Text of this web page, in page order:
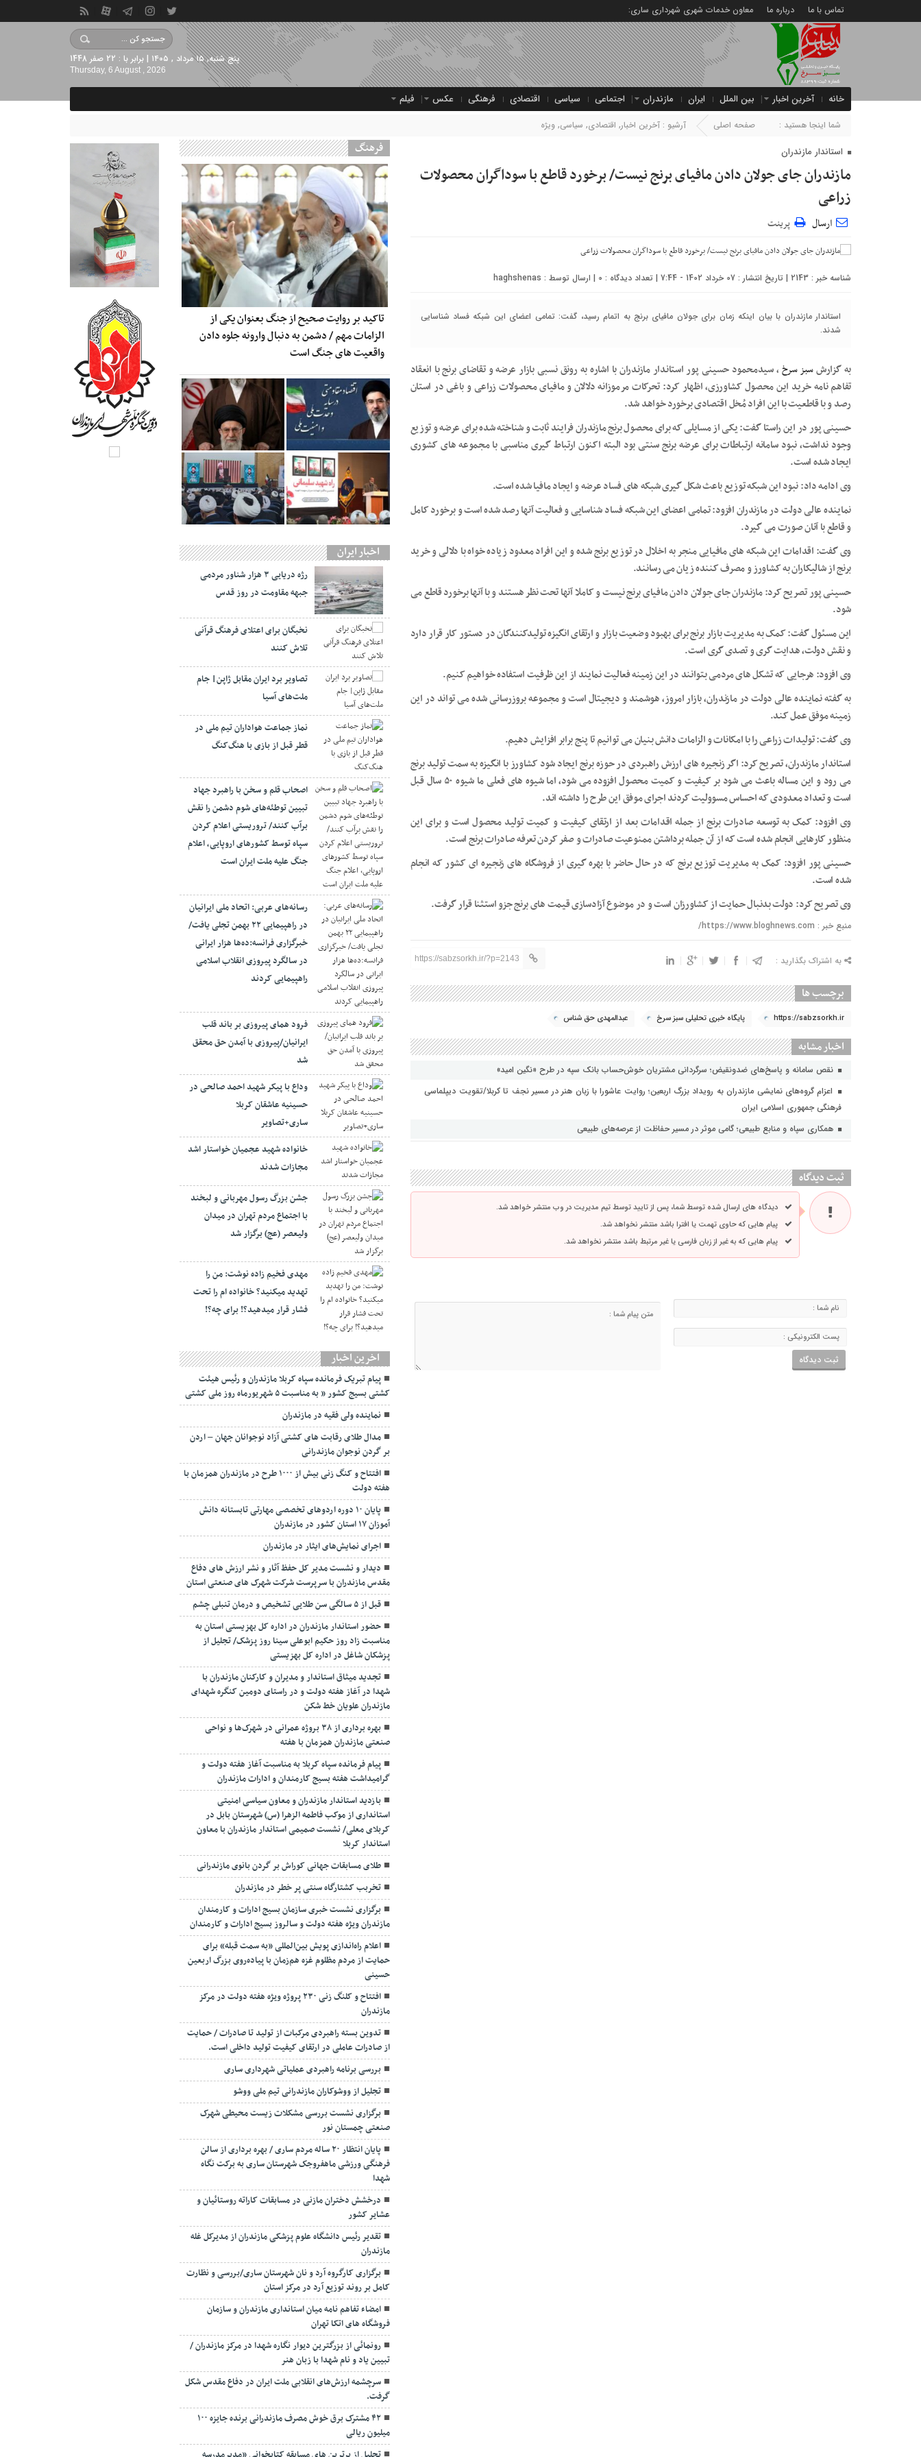
تماس با ما درباره ما معاون خدمات شهری شهرداری ساری:
پنج شنبه, ۱۵ مرداد , ۱۴۰۵ | برابر با : 22 صفر 1448
Thursday, 6 August , 2026
خانه آخرین اخبار بین الملل ایران مازندران اجتماعی سیاسی اقتصادی فرهنگی عکس فیلم
شما اینجا هستید : صفحه اصلی آرشیو : آخرین اخبار, اقتصادی, سیاسی, ویژه
استاندار مازندران
مازندران جای جولان دادن مافیای برنج نیست/ برخورد قاطع با سوداگران محصولات
زراعی
ارسال پرینت
شناسه خبر : 2143 | تاریخ انتشار : 07 خرداد 1402 - 7:44 | تعداد دیدگاه : 0 | ارسال توسط : haghshenas
استاندار مازندران با بیان اینکه زمان برای جولان مافیای برنج به اتمام رسید، گفت: تمامی اعضای این شبکه فساد شناسایی
شدند.
به گزارشسبز سرخ ، سیدمحمود حسینی پور استاندار مازندران با اشاره به رونق نسبی بازار عرضه و تقاضای برنج با انعقاد
تفاهم نامه خرید این محصول کشاورزی، اظهار کرد: تحرکات مرموزانه دلالان و مافیای محصولات زراعی و باغی در استان
رصد و با قاطعیت با این افراد مُخل اقتصادی برخورد خواهد شد.
حسینی پور در این راستا گفت: یکی از مسایلی که برای محصول برنج مازندران فرایند ثابت و شناخته شده برای عرضه و توزیع
وجود نداشت، نبود سامانه ارتباطات برای عرضه برنج سنتی بود البته اکنون ارتباط گیری مناسبی با مجموعه های کشوری
ایجاد شده است.
وی ادامه داد: نبود این شبکه توزیع باعث شکل گیری شبکه های فساد عرضه و ایجاد مافیا شده است.
نماینده عالی دولت در مازندران افزود: تمامی اعضای این شبکه فساد شناسایی و فعالیت آنها رصد شده است و برخورد کامل
و قاطع با آنان صورت می گیرد.
وی گفت: اقدامات این شبکه های مافیایی منجر به اخلال در توزیع برنج شده و این افراد معدود زیاده خواه با دلالی و خرید
برنج از شالیکاران به کشاورز و مصرف کننده زیان می رسانند.
حسینی پور تصریح کرد: مازندران جای جولان دادن مافیای برنج نیست و کاملا آنها تحت نظر هستند و با آنها برخورد قاطع می
شود.
این مسئول گفت: کمک به مدیریت بازار برنج برای بهبود وضعیت بازار و ارتقای انگیزه تولیدکنندگان در دستور کار قرار دارد
و نقش دولت، هدایت گری ‌و تصدی گری است.
وی افزود: هرجایی که تشکل های مردمی بتوانند در این زمینه فعالیت نمایند از این ظرفیت استفاده خواهیم کنیم.
به گفته نماینده عالی دولت در مازندران، بازار امروز، هوشمند و دیجیتال است و مجموعه بروزرسانی شده می تواند در این
زمینه موفق عمل کند.
وی گفت: تولیدات زراعی را با امکانات و الزامات دانش بنیان می توانیم تا پنج برابر افزایش دهیم.
استاندار مازندران، تصریح کرد: اگر زنجیره های ارزش راهبردی در حوزه برنج ایجاد شود کشاورز با انگیزه به سمت تولید برنج
می رود و این مساله باعث می شود بر کیفیت و کمیت محصول افزوده می شود، اما شیوه های فعلی ما شیوه ۵۰ سال قبل
است و تعداد معدودی که احساس مسوولیت کردند اجرای موفق این طرح را داشته اند.
وی افزود: کمک به توسعه صادرات برنج از جمله اقدامات بعد از ارتقای کیفیت و کمیت تولید محصول است و برای این
منظور کارهایی انجام شده است که از آن جمله برداشتن ممنوعیت صادرات و صفر کردن تعرفه صادرات برنج است.
حسینی پور افزود: کمک به مدیریت توزیع برنج که در حال حاضر با بهره گیری از فروشگاه های زنجیره ای کشور که انجام
شده است.
وی تصریح کرد: دولت بدنبال حمایت از کشاورزان است و در موضوع آزادسازی قیمت های برنج جزو استثنا قرار گرفت.
منبع خبر : https://www.bloghnews.com/
به اشتراک بگذارید : https://sabzsorkh.ir/?p=2143
برچسب ها
https://sabzsorkh.ir پایگاه خبری تحلیلی سبز سرخ عبدالمهدی حق شناس
اخبار مشابه
نقص سامانه و پاسخ‌های ضدونقیض؛ سرگردانی مشتریان خوش‌حساب بانک سپه در طرح «نگین امید»
اعزام گروه‌های نمایشی مازندران به رویداد بزرگ اربعین؛ روایت عاشورا با زبان هنر در مسیر نجف تا کربلا/تقویت دیپلماسی
فرهنگی جمهوری اسلامی ایران
همکاری سپاه و منابع طبیعی؛ گامی موثر در مسیر حفاظت از عرصه‌های طبیعی
ثبت دیدگاه
دیدگاه های ارسال شده توسط شما، پس از تایید توسط تیم مدیریت در وب منتشر خواهد شد.
پیام هایی که حاوی تهمت یا افترا باشد منتشر نخواهد شد.
پیام هایی که به غیر از زبان فارسی یا غیر مرتبط باشد منتشر نخواهد شد.
فرهنگ
تاکید بر روایت صحیح از جنگ بعنوان یکی از
الزامات مهم / دشمن به دنبال وارونه جلوه دادن
واقعیت های جنگ است
اخبار ایران
رژه دریایی ۳ هزار شناور مردمی
جبهه مقاومت در روز قدس
نخبگان برای اعتلای فرهنگ قرآنی
تلاش کنند
تصاویر برد ایران مقابل ژاپن| جام
ملت‌های آسیا
نماز جماعت هواداران تیم ملی در
قطر قبل از بازی با هنگ‌کنگ
اصحاب قلم و سخن با راهبرد جهاد
تبیین توطئه‌های شوم دشمن را نقش
برآب کنند/ تروریستی اعلام کردن
سپاه توسط کشورهای اروپایی، اعلام
جنگ علیه ملت ایران است
رسانه‌های عربی: اتحاد ملی ایرانیان
در راهپیمایی ۲۲ بهمن تجلی یافت/
خبرگزاری فرانسه:ده‌ها هزار ایرانی
در سالگرد پیروزی انقلاب اسلامی
راهپیمایی کردند
فرود همای پیروزی بر باند قلب
ایرانیان/پیروزی با آمدن حق محقق
شد
وداع با پیکر شهید احمد صالحی‌ در
حسینیه عاشقان کربلا
ساری+تصاویر
خانواده شهید عجمیان خواستار اشد
مجازات شدند
جشن بزرگ رسول مهربانی و لبخند
با اجتماع مردم تهران در میدان
ولیعصر (عج) برگزار شد
مهدی فخیم زاده نوشت: من را
تهدید میکنید؟ خانواده ام را‌ تحت
فشار قرار میدهید؟! برای چه؟!
اخرین اخبار
پیام تبریک فرمانده سپاه کربلا مازندران و رئیس هیئت
کشتی بسیج کشور ” به مناسبت ۵ شهریورماه روز ملی کشتی
نماينده ولی فقیه در مازندران
مدال طلای رقابت های کشتی آزاد نوجوانان جهان – اردن
بر گردن نوجوان مازندرانی
افتتاح و کنگ زنی بیش از ۱۰۰۰ طرح در مازندران همزمان با
هفته دولت
پایان ۱۰ دوره اردوهای تخصصی مهارتی تابستانه دانش
آموزان ۱۷ استان کشور در مازندران
اجرای نمایش‌های ایثار در مازندران
دیدار و نشست مدیر کل حفظ آثار و نشر ارزش های دفاع
مقدس مازندران با سرپرست شرکت شهرک های صنعتی استان
قبل از ۵ سالگی سن طلایی تشخیص و درمان تنبلی چشم
حضور استاندار مازندران در اداره کل بهزیستی استان به
مناسبت زاد روز حکیم ابوعلی سینا روز پزشک/ تجلیل از
پزشکان شاغل در اداره کل بهزیستی
تجدید میثاق استاندار و مدیران و کارکنان مازندران با
شهدا در آغاز هفته دولت و در راستای دومین کنگره شهدای
مازندران علویان خط شکن
بهره برداری از ۳۸ بروژه عمرانی در شهرک‌ها و نواحی
صنعتی مازندران همزمان با هفته
پیام فرمانده سپاه کربلا به مناسبت آغاز هفته دولت و
گرامیداشت هفته بسیج کارمندان و ادارات مازندران
بازدید استاندار مازندران و معاون سیاسی امنیتی
استانداری از موکب فاطمه الزهرا (س) شهرستان بابل در
کربلای معلی/ نشست صمیمی استاندار مازندران با معاون
استاندار کربلا
طلای مسابقات جهانی کوراش بر گردن بانوی مازندرانی
تخربب کشتارگاه سنتی پر خطر در مازندران
برگزاری نشست خبری سازمان بسیج ادارات و کارمندان
مازندران ویژه هفته دولت و سالروز بسیج ادارات و کارمندان
اعلام راه‌اندازی پویش بین‌المللی «به سمت قبله» برای
حمایت از مردم مظلوم غزه هم‌زمان با پیاده‌روی بزرگ اربعین
حسینی
افتتاح و کلنگ زنی ۲۳۰ پروژه ویژه هفته دولت در مرکز
مازندران
تدوین بسته راهبردی مرکبات از تولید تا صادرات / حمایت
از صادرات عاملی در ارتقای کیفیت تولید داخلی است.
بررسی برنامه راهبردی عملیاتی شهرداری ساری
تجلیل از ووشوکاران مازندرانی تیم ملی ووشو
برگزاری نشست بررسی مشکلات زیست محیطی شهرک
صنعتی چمستان نور
پایان انتظار ۲۰ ساله مردم ساری / بهره برداری از سالن
فرهنگی ورزشی ماهفروجک شهرستان ساری به برکت نگاه
شهدا
درخشش دختران مازنی در مسابقات کاراته روستائیان و
عشایر کشور
تقدیر رئیس دانشگاه علوم پزشکی مازندران از مدیرکل غله
مازندران
برگزاری کارگروه آرد و نان شهرستان ساری/بررسی و نظارت
کامل بر روند توزیع آرد در مرکز استان
امضاء تفاهم نامه میان استانداری مازندران و سازمان
فروشگاه های اتکا تهران
رونمائی از بزرگترین دیوار نگاره شهدا در مرکز مازندران /
تبیین یاد و نام شهدا با زبان هنر
سرچشمه ارزش‌های انقلابی ملت ایران در دفاع مقدس شکل
گرفت.
۴۲ مشترک برق خوش مصرف مازندرانی برنده جایزه ۱۰۰
میلیون ریالی